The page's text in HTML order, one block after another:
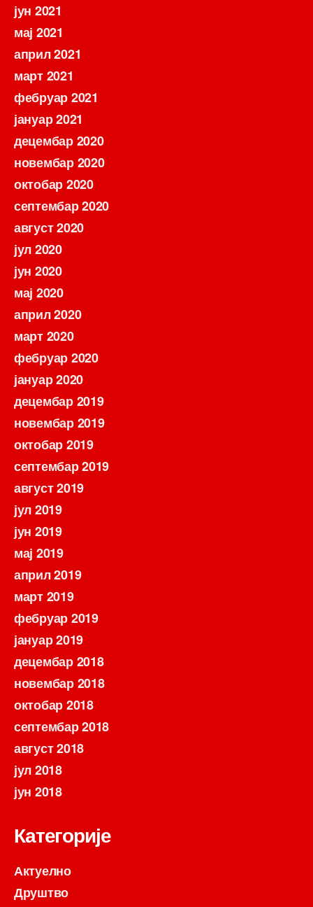
јун 2021
мај 2021
април 2021
март 2021
фебруар 2021
јануар 2021
децембар 2020
новембар 2020
октобар 2020
септембар 2020
август 2020
јул 2020
јун 2020
мај 2020
април 2020
март 2020
фебруар 2020
јануар 2020
децембар 2019
новембар 2019
октобар 2019
септембар 2019
август 2019
јул 2019
јун 2019
мај 2019
април 2019
март 2019
фебруар 2019
јануар 2019
децембар 2018
новембар 2018
октобар 2018
септембар 2018
август 2018
јул 2018
јун 2018
Категорије
Актуелно
Друштво